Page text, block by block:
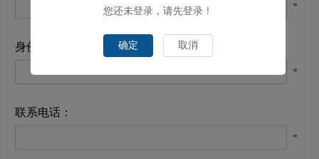
*
身份证号：
*
联系电话：
*
您还未登录，请先登录！
确定 取消